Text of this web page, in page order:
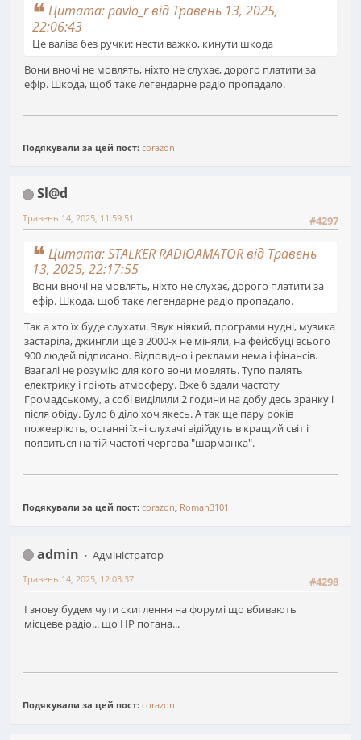
Цитата: pavlo_r від Травень 13, 2025,
22:06:43
Це валіза без ручки: нести важко, кинути шкода
Вони вночі не мовлять, ніхто не слухає, дорого платити за
ефір. Шкода, щоб таке легендарне радіо пропадало.
Подякували за цей пост: corazon
Sl@d
#4297
Травень 14, 2025, 11:59:51
Цитата: STALKER RADIOAMATOR від Травень
13, 2025, 22:17:55
Вони вночі не мовлять, ніхто не слухає, дорого платити за
ефір. Шкода, щоб таке легендарне радіо пропадало.
Так а хто їх буде слухати. Звук ніякий, програми нудні, музика
застаріла, джингли ще з 2000-х не міняли, на фейсбуці всього
900 людей підписано. Відповідно і реклами нема і фінансів.
Взагалі не розумію для кого вони мовлять. Тупо палять
електрику і гріють атмосферу. Вже б здали частоту
Громадському, а собі виділили 2 години на добу десь зранку і
після обіду. Було б діло хоч якесь. А так ще пару років
пожевріють, останні їхні слухачі відійдуть в кращий світ і
появиться на тій частоті чергова "шарманка".
Подякували за цей пост: corazon Roman3101
admin
Адміністратор
#4298
Травень 14, 2025, 12:03:37
І знову будем чути скиглення на форумі що вбивають
місцеве радіо... що НР погана...
Подякували за цей пост: corazon